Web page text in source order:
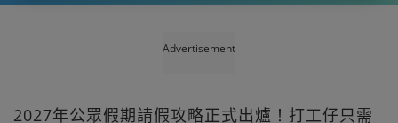
Advertisement
2027年公眾假期請假攻略正式出爐！打工仔只需